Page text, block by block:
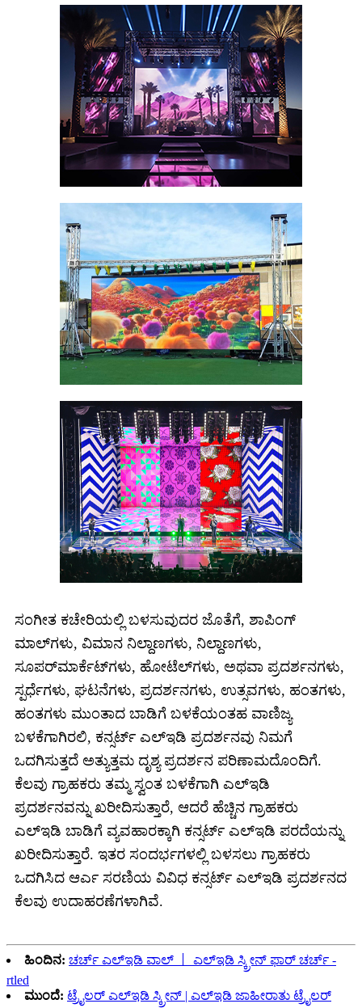
ಸಂಗೀತ ಕಚೇರಿಯಲ್ಲಿ ಬಳಸುವುದರ ಜೊತೆಗೆ, ಶಾಪಿಂಗ್
ಮಾಲ್‌ಗಳು, ವಿಮಾನ ನಿಲ್ದಾಣಗಳು, ನಿಲ್ದಾಣಗಳು,
ಸೂಪರ್‌ಮಾರ್ಕೆಟ್‌ಗಳು, ಹೋಟೆಲ್‌ಗಳು, ಅಥವಾ ಪ್ರದರ್ಶನಗಳು,
ಸ್ಪರ್ಧೆಗಳು, ಘಟನೆಗಳು, ಪ್ರದರ್ಶನಗಳು, ಉತ್ಸವಗಳು, ಹಂತಗಳು,
ಹಂತಗಳು ಮುಂತಾದ ಬಾಡಿಗೆ ಬಳಕೆಯಂತಹ ವಾಣಿಜ್ಯ
ಬಳಕೆಗಾಗಿರಲಿ, ಕನ್ಸರ್ಟ್ ಎಲ್ಇಡಿ ಪ್ರದರ್ಶನವು ನಿಮಗೆ
ಒದಗಿಸುತ್ತದೆ ಅತ್ಯುತ್ತಮ ದೃಶ್ಯ ಪ್ರದರ್ಶನ ಪರಿಣಾಮದೊಂದಿಗೆ.
ಕೆಲವು ಗ್ರಾಹಕರು ತಮ್ಮ ಸ್ವಂತ ಬಳಕೆಗಾಗಿ ಎಲ್ಇಡಿ
ಪ್ರದರ್ಶನವನ್ನು ಖರೀದಿಸುತ್ತಾರೆ, ಆದರೆ ಹೆಚ್ಚಿನ ಗ್ರಾಹಕರು
ಎಲ್ಇಡಿ ಬಾಡಿಗೆ ವ್ಯವಹಾರಕ್ಕಾಗಿ ಕನ್ಸರ್ಟ್ ಎಲ್ಇಡಿ ಪರದೆಯನ್ನು
ಖರೀದಿಸುತ್ತಾರೆ. ಇತರ ಸಂದರ್ಭಗಳಲ್ಲಿ ಬಳಸಲು ಗ್ರಾಹಕರು
ಒದಗಿಸಿದ ಆರ್ಎ ಸರಣಿಯ ವಿವಿಧ ಕನ್ಸರ್ಟ್ ಎಲ್ಇಡಿ ಪ್ರದರ್ಶನದ
ಕೆಲವು ಉದಾಹರಣೆಗಳಾಗಿವೆ.
ಹಿಂದಿನ: ಚರ್ಚ್ ಎಲ್ಇಡಿ ವಾಲ್ 丨 ಎಲ್ಇಡಿ ಸ್ಕ್ರೀನ್ ಫಾರ್ ಚರ್ಚ್ -
rtled
ಮುಂದೆ: ಟ್ರೈಲರ್ ಎಲ್ಇಡಿ ಸ್ಕ್ರೀನ್ | ಎಲ್ಇಡಿ ಜಾಹೀರಾತು ಟ್ರೈಲರ್